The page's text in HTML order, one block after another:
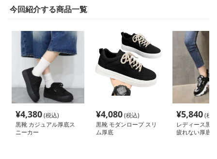
今回紹介する商品一覧
¥4,380(税込)
黒靴 カジュアル厚底ス
ニーカー
¥4,080(税込)
黒靴 モダンロープ スリ
ム厚底
¥5,840(税
レディース黒
疲れない厚底